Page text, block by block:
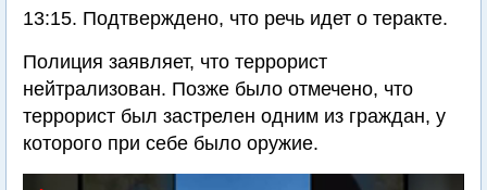
13:15. Подтверждено, что речь идет о теракте.
Полиция заявляет, что террорист
нейтрализован. Позже было отмечено, что
террорист был застрелен одним из граждан, у
которого при себе было оружие.